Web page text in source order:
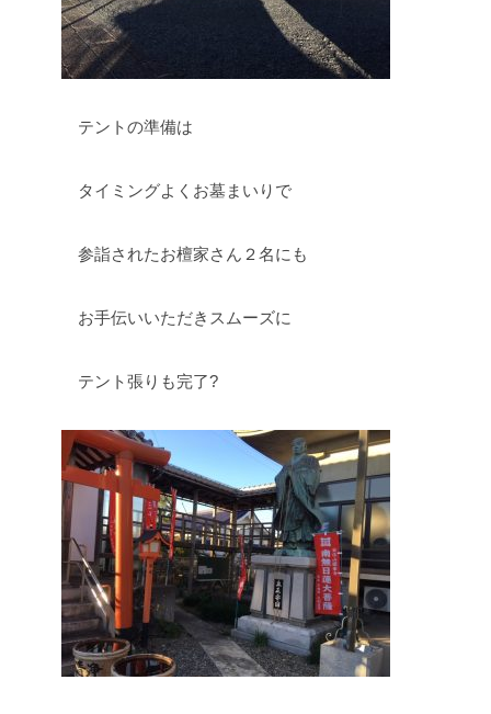
テントの準備は
タイミングよくお墓まいりで
参詣されたお檀家さん２名にも
お手伝いいただきスムーズに
テント張りも完了?